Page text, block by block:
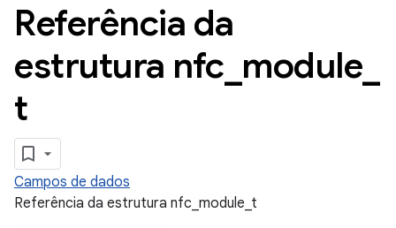
Referência da
estrutura nfc module
t
Campos de dados
Referência da estrutura nfc_module_t